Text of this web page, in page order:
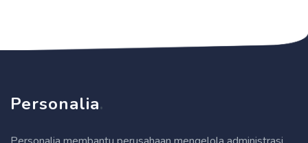
Personalia.